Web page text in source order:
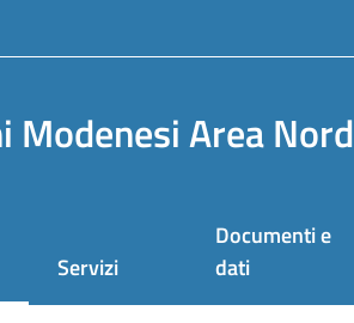
Modenesi Area Nord
Servizi
Documenti e
dati